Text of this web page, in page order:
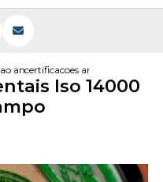
ambiental empresas
certificacoes ambientais iso
Iso 14000